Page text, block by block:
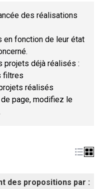
des réalisations
fonction de leur état
projets déjà réalisés :
filtres
réalisés
page, modifiez le
des propositions par :